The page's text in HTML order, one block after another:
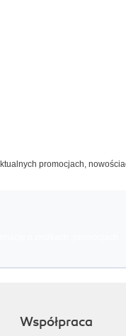
promocjach,
Współpraca